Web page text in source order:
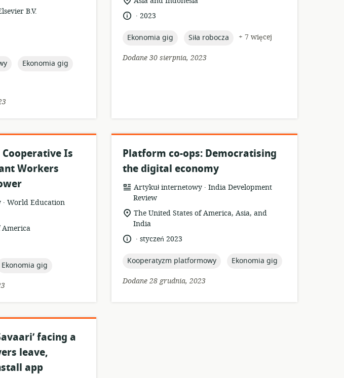
B.V.
topic:
Ekonomia gig
lokalizacja:
język:
.
data2023
topic:
Ekonomia gig topic:
Siła robocza
+ 7 więcej
Dodane 30 sierpnia, 2023
Is
Workers
. World Education
America
topic:
Ekonomia gig
Platform co-ops: Democratising
the digital economy
format
zasobów:
Artykuł internetowy .
wydawca:
India Development
Review
istotna
lokalizacja:
The United States of America, Asia, and
India
język:
.
datastyczeń 2023
topic:
Kooperatyzm platformowy topic:
Ekonomia gig
Dodane 28 grudnia, 2023
facing a
leave,
app